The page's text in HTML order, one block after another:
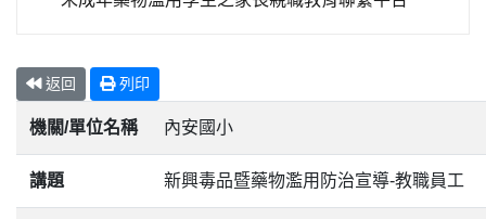
返回 列印
機關/單位名稱 內安國小
講題 新興毒品暨藥物濫用防治宣導-教職員工